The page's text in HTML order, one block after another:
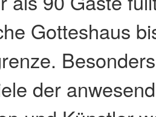
Gotteshaus
der